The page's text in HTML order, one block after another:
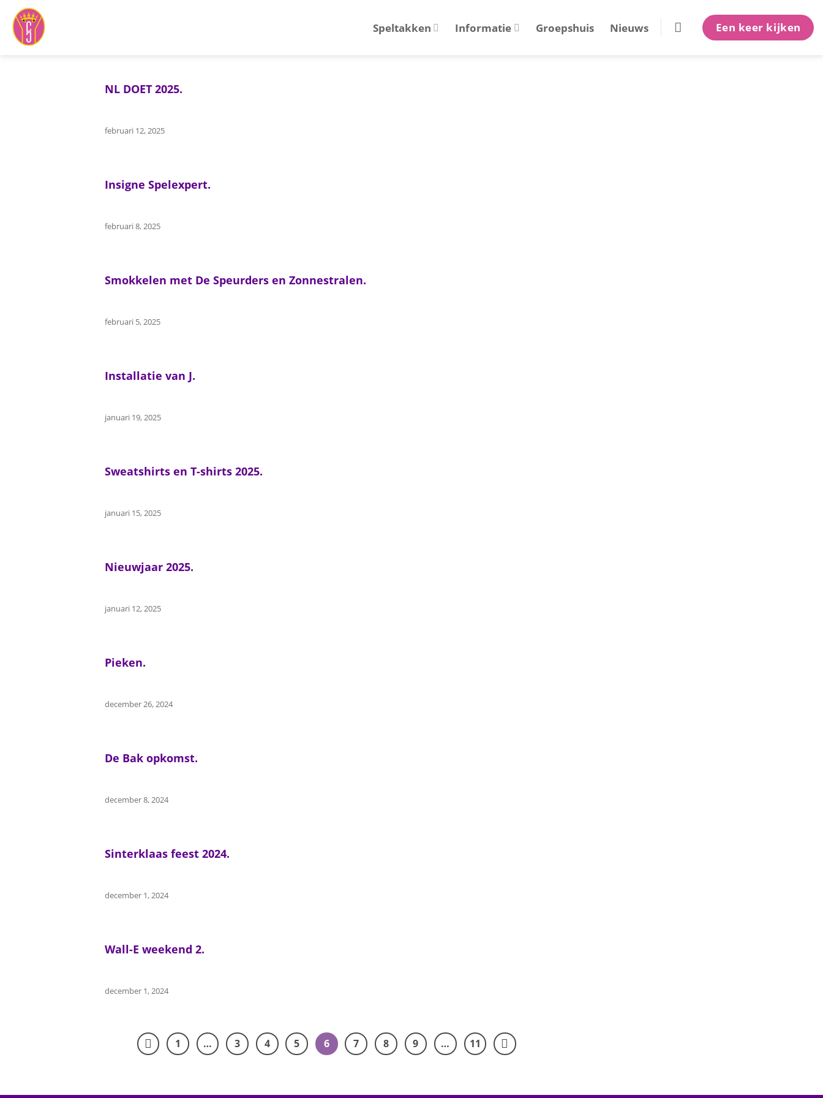
naar
inhoud
Speltakken Informatie Groepshuis Nieuws Een keer kijken
NL DOET 2025.
februari 12, 2025
Insigne Spelexpert.
februari 8, 2025
Smokkelen met De Speurders en Zonnestralen.
februari 5, 2025
Installatie van J.
januari 19, 2025
Sweatshirts en T-shirts 2025.
januari 15, 2025
Nieuwjaar 2025.
januari 12, 2025
Pieken.
december 26, 2024
De Bak opkomst.
december 8, 2024
Sinterklaas feest 2024.
december 1, 2024
Wall-E weekend 2.
december 1, 2024
1 … 3 4 5 6 7 8 9 … 11